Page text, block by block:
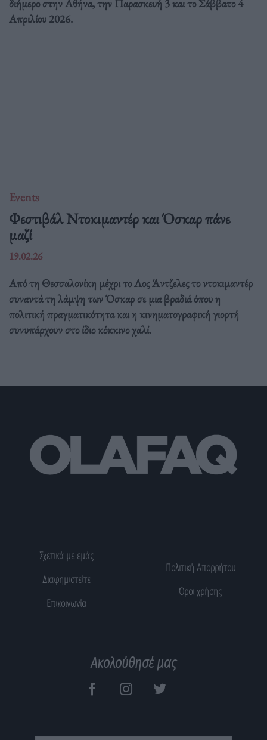
διήμερο στην Αθήνα, την Παρασκευή 3 και το Σάββατο 4
Απριλίου 2026.
Events
Φεστιβάλ Ντοκιμαντέρ και Όσκαρ πάνε
μαζί
19.02.26
Από τη Θεσσαλονίκη μέχρι το Λος Άντζελες το ντοκιμαντέρ
συναντά τη λάμψη των Όσκαρ σε μια βραδιά όπου η
πολιτική πραγματικότητα και η κινηματογραφική γιορτή
συνυπάρχουν στο ίδιο κόκκινο χαλί.
Σχετικά με εμάς
Διαφημιστείτε
Επικοινωνία
Πολιτική Απορρήτου
Όροι χρήσης
Ακολούθησέ μας